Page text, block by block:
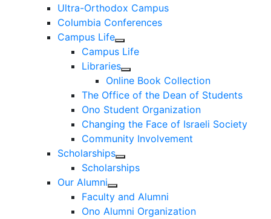
Ultra-Orthodox Campus
Columbia Conferences
Campus Life
Campus Life
Libraries
Online Book Collection
The Office of the Dean of Students
Ono Student Organization
Changing the Face of Israeli Society
Community Involvement
Scholarships
Scholarships
Our Alumni
Faculty and Alumni
Ono Alumni Organization